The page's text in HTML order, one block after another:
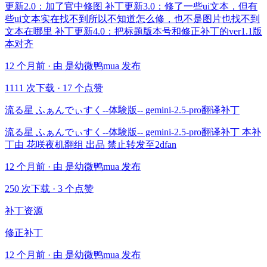
更新2.0：加了官中修图 补丁更新3.0：修了一些ui文本，但有
些ui文本实在找不到所以不知道怎么修，也不是图片也找不到
文本在哪里 补丁更新4.0：把标题版本号和修正补丁的ver1.1版
本对齐
12 个月前 · 由 是幼微鸭mua 发布
1111 次下载 · 17 个点赞
流る星 ふぁんでぃすく--体験版-- gemini-2.5-pro翻译补丁
流る星 ふぁんでぃすく--体験版-- gemini-2.5-pro翻译补丁 本补
丁由 花咲夜机翻组 出品 禁止转发至2dfan
12 个月前 · 由 是幼微鸭mua 发布
250 次下载 · 3 个点赞
补丁资源
修正补丁
12 个月前 · 由 是幼微鸭mua 发布